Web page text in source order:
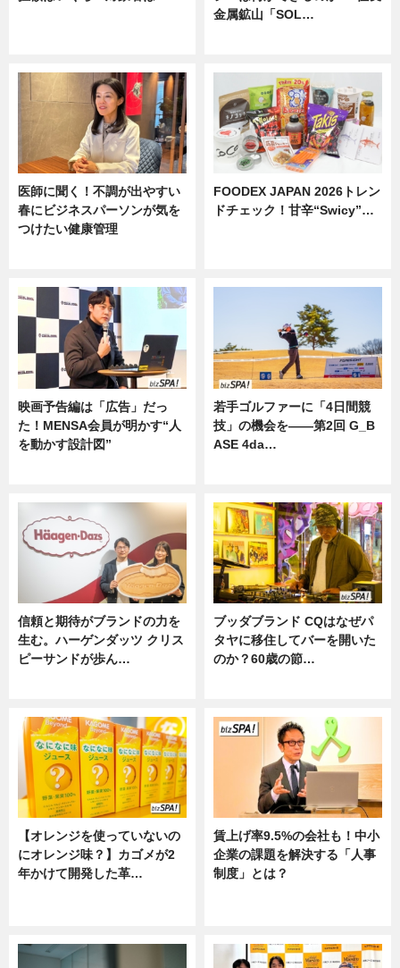
金属鉱山「SOL…
医師に聞く！不調が出やすい
春にビジネスパーソンが気を
つけたい健康管理
FOODEX JAPAN 2026トレン
ドチェック！甘辛“Swicy”…
映画予告編は「広告」だっ
た！MENSA会員が明かす“人
を動かす設計図”
若手ゴルファーに「4日間競
技」の機会を——第2回 G_B
ASE 4da…
信頼と期待がブランドの力を
生む。ハーゲンダッツ クリス
ピーサンドが歩ん…
ブッダブランド CQはなぜパ
タヤに移住してバーを開いた
のか？60歳の節…
【オレンジを使っていないの
にオレンジ味？】カゴメが2
年かけて開発した革…
賃上げ率9.5%の会社も！中小
企業の課題を解決する「人事
制度」とは？